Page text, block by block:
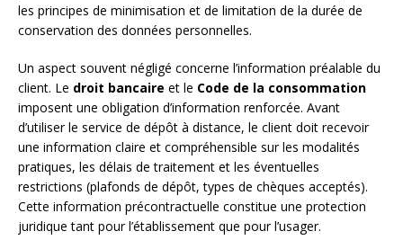
les principes de minimisation et de limitation de la durée de
conservation des données personnelles.
Un aspect souvent négligé concerne l’information préalable du
client. Le droit bancaire et le Code de la consommation
imposent une obligation d’information renforcée. Avant
d’utiliser le service de dépôt à distance, le client doit recevoir
une information claire et compréhensible sur les modalités
pratiques, les délais de traitement et les éventuelles
restrictions (plafonds de dépôt, types de chèques acceptés).
Cette information précontractuelle constitue une protection
juridique tant pour l’établissement que pour l’usager.